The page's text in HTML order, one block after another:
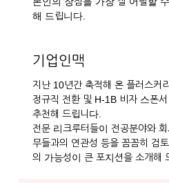
해 드립니다.
기업인맥
지난 10년간 축적해 온 플러스커
정규직 전환 및 H-1B 비자 스폰
추천해 드립니다.
전문 리크루터들이 전공분야와
무들과의 연관성 등을 꼼꼼히 검
의 가능성이 큰 포지션을 소개해